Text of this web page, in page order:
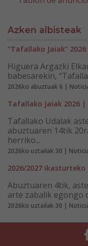
Azken albisteak
“Tafallako Jaiak”
Higuera Argazki
babesarekin,
2026ko abuztuak 6 |
Tafallako Jaiak 2026
Tafallako Udalak
abuztuaren 14tik
herriko...
2026ko uztailak 30 |
2026/2027
Abuztuaren 4tik,
arte zabalik egongo
2026ko uztailak 30 |